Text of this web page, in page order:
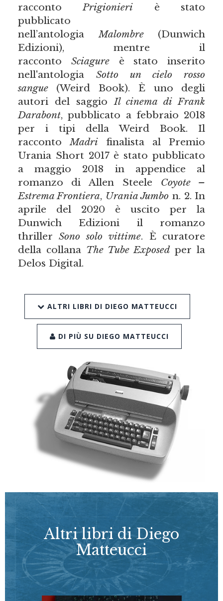
raccontoPrigionieri è stato
pubblicato
nell’antologiaMalombre(Dunwich
Edizioni), mentre il
racconto Sciagureè stato inserito
nell'antologia Sotto un cielo rosso
sangue(Weird Book). È uno degli
autori del saggioIl cinema di Frank
Darabont, pubblicato a febbraio 2018
per i tipi della Weird Book. Il
raccontoMadrifinalista al Premio
Urania Short 2017 è stato pubblicato
a maggio 2018 in appendice al
romanzo di Allen Steele Coyote –
Estrema Frontiera, Urania Jumbo n. 2. In
aprile del 2020 è uscito per la
Dunwich Edizioni il romanzo
thrillerSono solo vittime. È curatore
della collana The Tube Exposedper la
Delos Digital.
ALTRI LIBRI DI DIEGO MATTEUCCI
DI PIÙ SU DIEGO MATTEUCCI
Altri libri di Diego
Matteucci